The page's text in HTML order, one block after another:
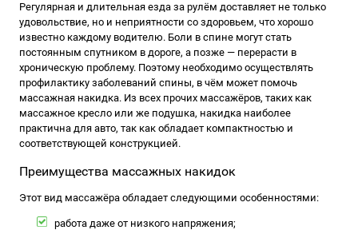
Регулярная и длительная езда за рулём доставляет не только
удовольствие, но и неприятности со здоровьем, что хорошо
известно каждому водителю. Боли в спине могут стать
постоянным спутником в дороге, а позже — перерасти в
хроническую проблему. Поэтому необходимо осуществлять
профилактику заболеваний спины, в чём может помочь
массажная накидка. Из всех прочих массажёров, таких как
массажное кресло или же подушка, накидка наиболее
практична для авто, так как обладает компактностью и
соответствующей конструкцией.
Преимущества массажных накидок
Этот вид массажёра обладает следующими особенностями:
работа даже от низкого напряжения;